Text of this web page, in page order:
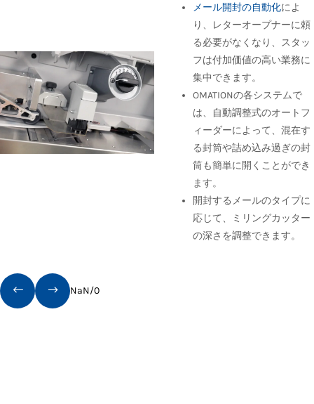
メール開封の自動化によ
り、レターオープナーに頼
る必要がなくなり、スタッ
フは付加価値の高い業務に
集中できます。
OMATIONの各システムで
は、自動調整式のオートフ
ィーダーによって、混在す
る封筒や詰め込み過ぎの封
筒も簡単に開くことができ
ます。
開封するメールのタイプに
応じて、ミリングカッター
の深さを調整できます。
NaN/0